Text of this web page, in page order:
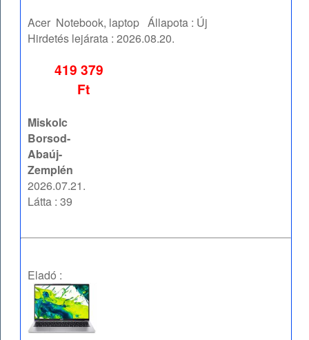
Acer Notebook, laptop Állapota : Új
Hirdetés lejárata :2026.08.20.
419 379
Ft
Miskolc
Borsod-
Abaúj-
Zemplén
2026.07.21.
Látta : 39
Eladó :